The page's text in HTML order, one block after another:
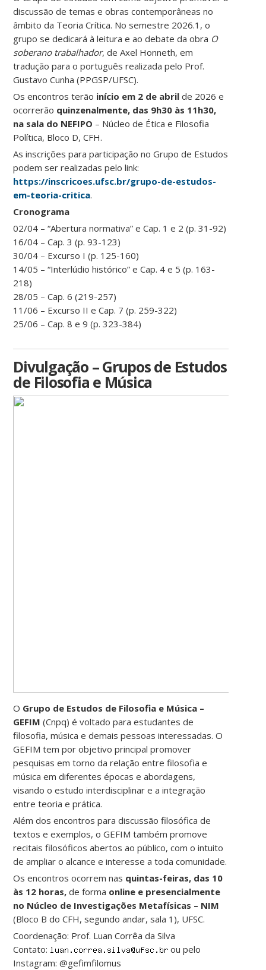
discussão de temas e obras contemporâneas no
âmbito da Teoria Crítica. No semestre 2026.1, o
grupo se dedicará à leitura e ao debate da obra O
soberano trabalhador, de Axel Honneth, em
tradução para o português realizada pelo Prof.
Gustavo Cunha (PPGSP/UFSC).
Os encontros terão início em 2 de abril de 2026 e
ocorrerão quinzenalmente, das 9h30 às 11h30,
na sala do NEFIPO – Núcleo de Ética e Filosofia
Política, Bloco D, CFH.
As inscrições para participação no Grupo de Estudos
podem ser realizadas pelo link:
https://inscricoes.ufsc.br/grupo-de-estudos-
em-teoria-critica.
Cronograma
02/04 – “Abertura normativa” e Cap. 1 e 2 (p. 31-92)
16/04 – Cap. 3 (p. 93-123)
30/04 – Excurso I (p. 125-160)
14/05 – “Interlúdio histórico” e Cap. 4 e 5 (p. 163-
218)
28/05 – Cap. 6 (219-257)
11/06 – Excurso II e Cap. 7 (p. 259-322)
25/06 – Cap. 8 e 9 (p. 323-384)
Divulgação – Grupos de Estudos
de Filosofia e Música
O Grupo de Estudos de Filosofia e Música –
GEFIM (Cnpq) é voltado para estudantes de
filosofia, música e demais pessoas interessadas. O
GEFIM tem por objetivo principal promover
pesquisas em torno da relação entre filosofia e
música em diferentes épocas e abordagens,
visando o estudo interdisciplinar e a integração
entre teoria e prática.
Além dos encontros para discussão filosófica de
textos e exemplos, o GEFIM também promove
recitais filosóficos abertos ao público, com o intuito
de ampliar o alcance e interesse a toda comunidade.
Os encontros ocorrem nas quintas-feiras, das 10
às 12 horas,de forma online e presencialmente
no Núcleo de Investigações Metafísicas – NIM
(Bloco B do CFH, segundo andar, sala 1), UFSC.
Coordenação: Prof. Luan Corrêa da Silva
Contato:
ou pelo
Instagram: @gefimfilomus